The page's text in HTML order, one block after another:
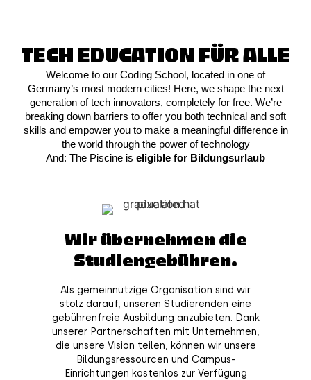
TECH EDUCATION FÜR ALLE
Welcome to our Coding School, located in one of
Germany’s most modern cities! Here, we shape the next
generation of tech innovators, completely for free. We’re
breaking down barriers to offer you both technical and soft
skills and empower you to make a meaningful difference in
the world through the power of technology
And: The Piscine is eligible for Bildungsurlaub
Wir übernehmen die
Studiengebühren.
Als gemeinnützige Organisation sind wir
stolz darauf, unseren Studierenden eine
gebührenfreie Ausbildung anzubieten. Dank
unserer Partnerschaften mit Unternehmen,
die unsere Vision teilen, können wir unsere
Bildungsressourcen und Campus-
Einrichtungen kostenlos zur Verfügung